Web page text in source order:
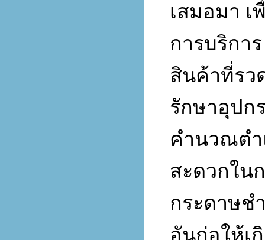
เสมอมา
การบริการ
สินค้าที่รว
รักษาอุปก
คำนวณต
สะดวกใน
กระดาษช
อันก่อให้เ